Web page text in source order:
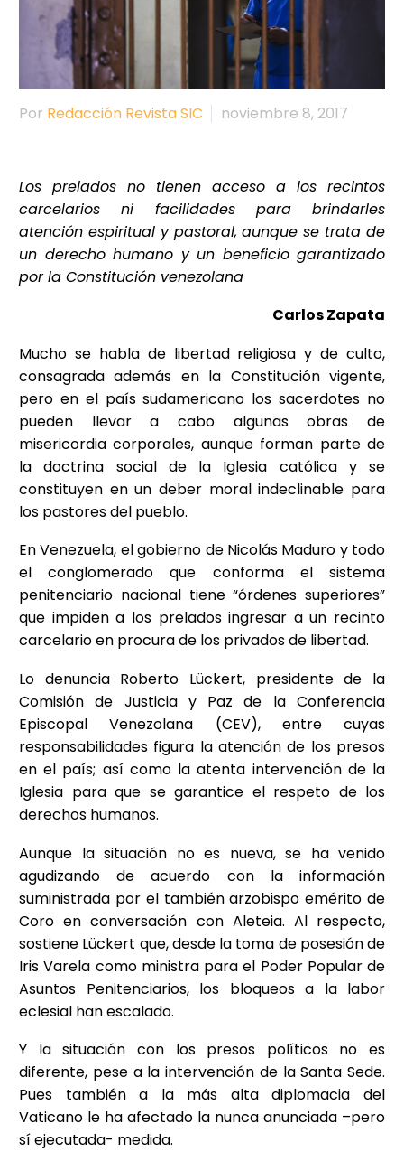
Por Redacción Revista SIC noviembre 8, 2017
Los prelados no tienen acceso a los recintos
carcelarios ni facilidades para brindarles
atención espiritual y pastoral, aunque se trata de
un derecho humano y un beneficio garantizado
por la Constitución venezolana
Carlos Zapata
Mucho se habla de libertad religiosa y de culto,
consagrada además en la Constitución vigente,
pero en el país sudamericano los sacerdotes no
pueden llevar a cabo algunas obras de
misericordia corporales, aunque forman parte de
la doctrina social de la Iglesia católica y se
constituyen en un deber moral indeclinable para
los pastores del pueblo.
En Venezuela, el gobierno de Nicolás Maduro y todo
el conglomerado que conforma el sistema
penitenciario nacional tiene “órdenes superiores”
que impiden a los prelados ingresar a un recinto
carcelario en procura de los privados de libertad.
Lo denuncia Roberto Lückert, presidente de la
Comisión de Justicia y Paz de la Conferencia
Episcopal Venezolana (CEV), entre cuyas
responsabilidades figura la atención de los presos
en el país; así como la atenta intervención de la
Iglesia para que se garantice el respeto de los
derechos humanos.
Aunque la situación no es nueva, se ha venido
agudizando de acuerdo con la información
suministrada por el también arzobispo emérito de
Coro en conversación con Aleteia. Al respecto,
sostiene Lückert que, desde la toma de posesión de
Iris Varela como ministra para el Poder Popular de
Asuntos Penitenciarios, los bloqueos a la labor
eclesial han escalado.
Y la situación con los presos políticos no es
diferente, pese a la intervención de la Santa Sede.
Pues también a la más alta diplomacia del
Vaticano le ha afectado la nunca anunciada –pero
sí ejecutada- medida.